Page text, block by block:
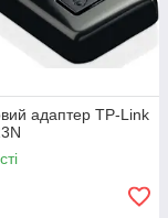
адаптер TP-Link